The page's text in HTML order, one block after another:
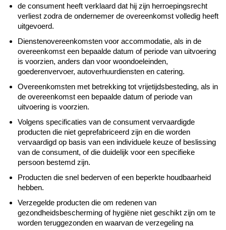
de consument heeft verklaard dat hij zijn herroepingsrecht
verliest zodra de ondernemer de overeenkomst volledig heeft
uitgevoerd.
Dienstenovereenkomsten voor accommodatie, als in de
overeenkomst een bepaalde datum of periode van uitvoering
is voorzien, anders dan voor woondoeleinden,
goederenvervoer, autoverhuurdiensten en catering.
Overeenkomsten met betrekking tot vrijetijdsbesteding, als in
de overeenkomst een bepaalde datum of periode van
uitvoering is voorzien.
Volgens specificaties van de consument vervaardigde
producten die niet geprefabriceerd zijn en die worden
vervaardigd op basis van een individuele keuze of beslissing
van de consument, of die duidelijk voor een specifieke
persoon bestemd zijn.
Producten die snel bederven of een beperkte houdbaarheid
hebben.
Verzegelde producten die om redenen van
gezondheidsbescherming of hygiëne niet geschikt zijn om te
worden teruggezonden en waarvan de verzegeling na